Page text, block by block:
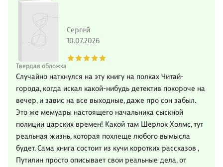
Твердая обложка
Сергей
10.07.2026
Случайно наткнулся на эту книгу на полках Читай-
города, когда искал какой-нибудь детектив покороче на
вечер, и завис на все выходные, даже про сон забыл.
Это же мемуары настоящего начальника сыскной
полиции царских времен! Какой там Шерлок Холмс, тут
реальная жизнь, которая похлеще любого вымысла
будет. Сама книга состоит из кучи коротких рассказов ,
Путилин просто описывает свои реальные дела, от